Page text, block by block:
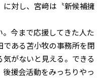
対し、宮﨑は〝新候補擁
。今まで応援してきた人た
ある苫小牧の事務所を閉
がないと見える。できる
援会活動をみっちりやっ